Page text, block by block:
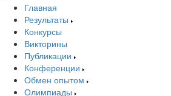
Главная
Результаты
Конкурсы
Викторины
Публикации
Конференции
Обмен опытом
Олимпиады